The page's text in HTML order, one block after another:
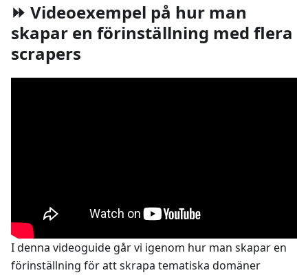
⏩ Videoexempel på hur man
skapar en förinställning med flera
scrapers
I denna videoguide går vi igenom hur man skapar en
förinställning för att skrapa tematiska domäner